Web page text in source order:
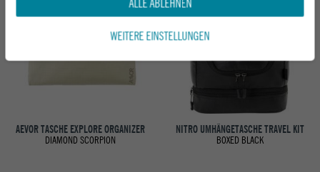
AEVOR TASCHE EXPLORE ORGANIZER
DIAMOND SCORPION
NITRO UMHÄNGETASCHE TRAVEL KIT
BOXED BLACK
WEITERE EINSTELLUNGEN